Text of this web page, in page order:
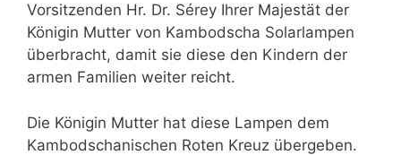
Vorsitzenden Hr. Dr. Sérey Ihrer Majestät der
Königin Mutter von Kambodscha Solarlampen
überbracht, damit sie diese den Kindern der
armen Familien weiter reicht.
Die Königin Mutter hat diese Lampen dem
Kambodschanischen Roten Kreuz übergeben.